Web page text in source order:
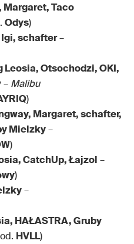
Margaret, Taco
Odys)
Igi, schafter–
Leosia, Otsochodzi, OKI,
– Malibu
)
Margaret, schafter,
Mielzky–
)
CatchUp, Łajzol –
)
–
HAŁASTRA, Gruby
HVLL)